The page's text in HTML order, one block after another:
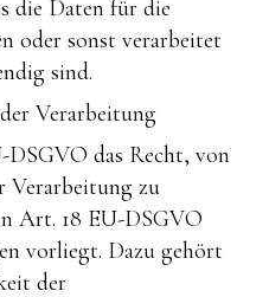
die Daten für die
oder sonst verarbeitet
sind.
Verarbeitung
DSGVO das Recht, von
Verarbeitung zu
Art. 18 EU-DSGVO
vorliegt. Dazu gehört
der